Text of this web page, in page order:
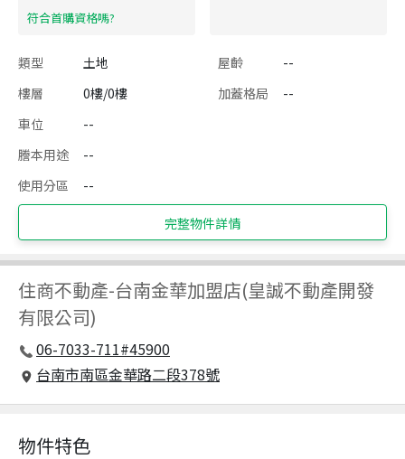
​符合首購資格嗎?
類型 土地 屋齡
--
樓層
0樓/0樓 加蓋格局
--
車位
--
謄本用途
--
使用分區
--
完整物件詳情
住商不動產-台南金華加盟店(皇誠不動產開發
有限公司)
06-7033-711#45900
台南市南區金華路二段378號
物件特色